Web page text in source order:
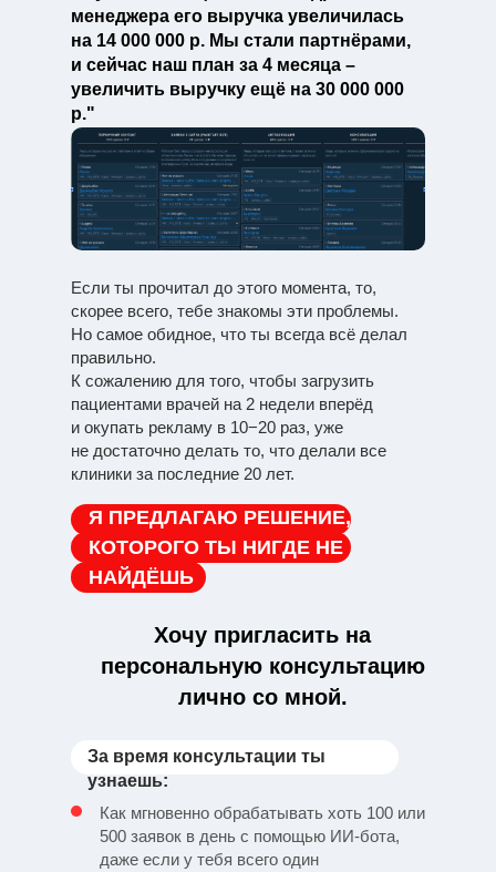
Я ПРЕДЛАГАЮ РЕШЕНИЕ,
КОТОРОГО ТЫ НИГДЕ НЕ
НАЙДЁШЬ
Если ты прочитал до этого момента, то,
скорее всего, тебе знакомы эти проблемы.
Но самое обидное, что ты всегда всё делал
правильно.
К сожалению для того, чтобы загрузить
пациентами врачей на 2 недели вперёд
и окупать рекламу в 10−20 раз, уже
не достаточно делать то, что делали все
клиники за последние 20 лет.
менеджера его выручка увеличилась
на 14 000 000 р. Мы стали партнёрами,
и сейчас наш план за 4 месяца –
увеличить выручку ещё на 30 000 000
р."
Хочу пригласить на
персональную консультацию
лично со мной.
За время консультации ты
узнаешь:
Как мгновенно обрабатывать хоть 100 или
500 заявок в день с помощью ИИ-бота,
даже если у тебя всего один